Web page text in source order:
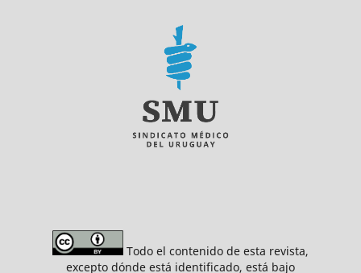
Todo el contenido de esta revista,
excepto dónde está identificado, está bajo